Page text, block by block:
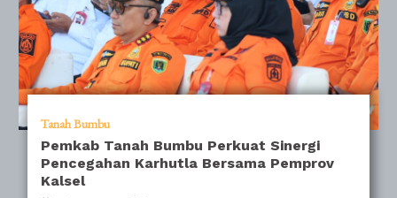
Tanah Bumbu
Pemkab Tanah Bumbu Perkuat Sinergi
Pencegahan Karhutla Bersama Pemprov
Kalsel